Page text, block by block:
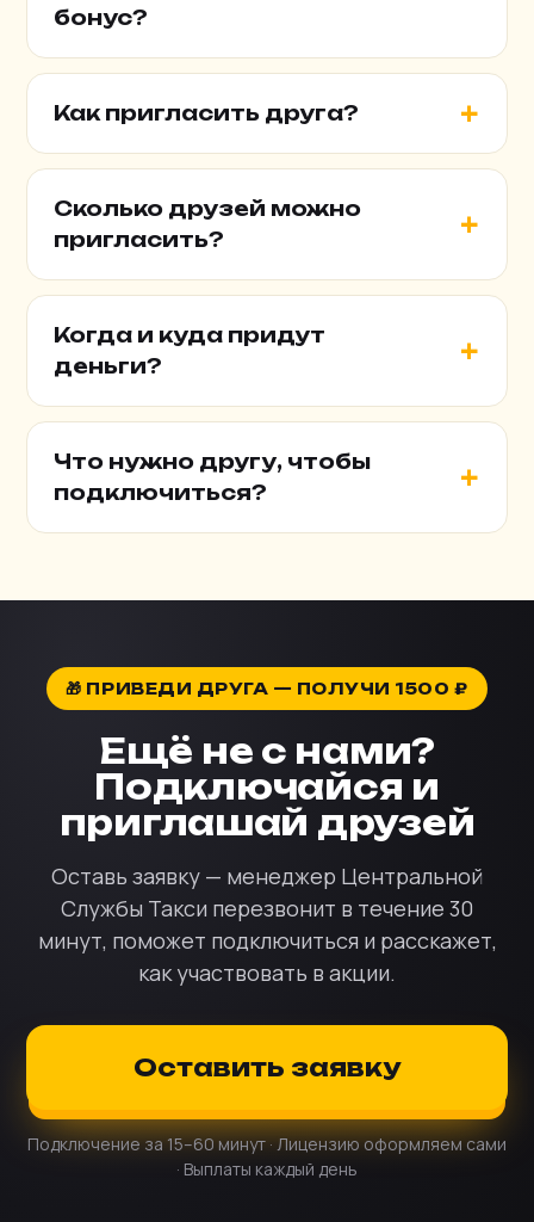
бонус?
Как пригласить друга?
Сколько друзей можно
пригласить?
Когда и куда придут
деньги?
Что нужно другу, чтобы
подключиться?
🎁 ПРИВЕДИ ДРУГА — ПОЛУЧИ 1500 ₽
Ещё не с нами?
Подключайся и
приглашай друзей
Оставь заявку — менеджер Центральной
Службы Такси перезвонит в течение 30
минут, поможет подключиться и расскажет,
как участвовать в акции.
Оставить заявку
Подключение за 15–60 минут · Лицензию оформляем сами
· Выплаты каждый день